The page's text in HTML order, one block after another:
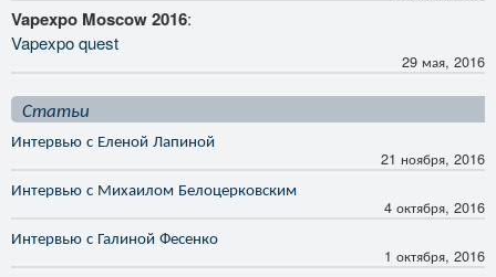
Vapexpo Moscow 2016:
Vapexpo quest
29 мая, 2016
Статьи
Интервью с Еленой Лапиной
21 ноября, 2016
Интервью с Михаилом Белоцерковским
4 октября, 2016
Интервью с Галиной Фесенко
1 октября, 2016